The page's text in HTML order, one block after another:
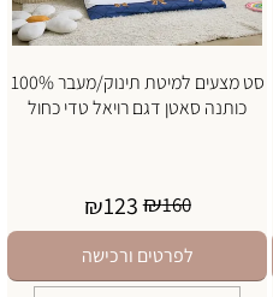
סט מצעים למיטת תינוק/מעבר 100%
כותנה סאטן דגם רויאל טדי כחול
₪160
₪123
לפרטים ורכישה